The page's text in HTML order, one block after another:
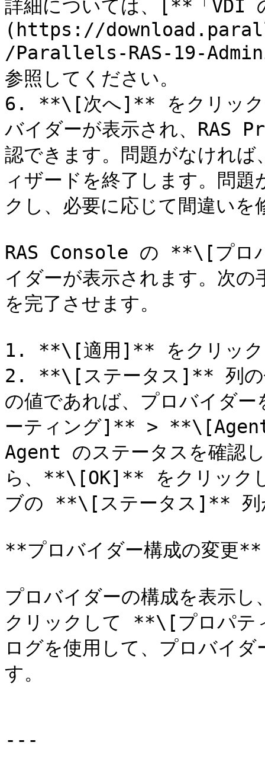
詳細については、[**「VDI
(https://
/Parallels-RAS-19-
参照してください。
6. **\[次へ]** をクリック
バイダーが表示され、RAS
認できます。問題がなけれ
ィザードを終了します。
クし、必要に応じて間違いを
RAS Console の **\[プロ
イダーが表示されます。次
を完了させます。
1. **\[適用]** をクリック
2. **\[ステータス]** 列の
の値であれば、プロバイダ
ーティング]** > **\[Agent
Agent のステータスを確認
ら、**\[OK]** をクリック
ブの **\[ステータス]**
**プロバイダー構成の変更**
プロバイダーの構成を表示
クリックして **\[プロパテ
ログを使用して、プロバイ
す。
---